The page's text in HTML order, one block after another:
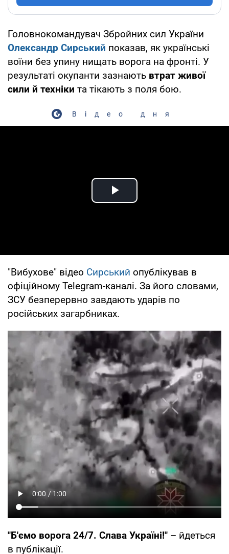
Головнокомандувач Збройних сил України
Олександр Сирський показав, як українські
воїни без упину нищать ворога на фронті. У
результаті окупанти зазнають втрат живої
сили й техніки та тікають з поля бою.
Відео дня
Play Video
"Вибухове" відео Сирський опублікував в
офіційному Telegram-каналі. За його словами,
ЗСУ безперервно завдають ударів по
російських загарбниках.
"Б'ємо ворога 24/7. Слава Україні!" – йдеться
в публікації.